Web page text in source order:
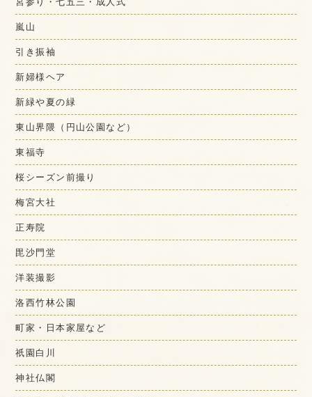
嵐山
引き振袖
新婦様ヘア
新緑や夏の緑
東山界隈（円山公園など）
東福寺
桜シーズン前撮り
梅宮大社
正寿院
毘沙門堂
洋装撮影
洛西竹林公園
町家・日本家屋など
祇園白川
神社仏閣